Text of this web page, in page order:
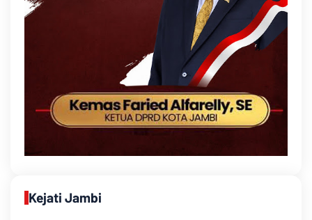
Kejati Jambi